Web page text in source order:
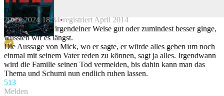
Beitrag melden
Darkside
29.12.2024 18:34 registriert April 2014
Wenn es ihm in irgendeiner Weise gut oder zumindest besser ginge,
wüssten wir es längst.
Die Aussage von Mick, wo er sagte, er würde alles geben um noch
einmal mit seinem Vater reden zu können, sagt ja alles. Irgendwann
wird die Familie seinen Tod vermelden, bis dahin kann man das
Thema und Schumi nun endlich ruhen lassen.
513
Melden